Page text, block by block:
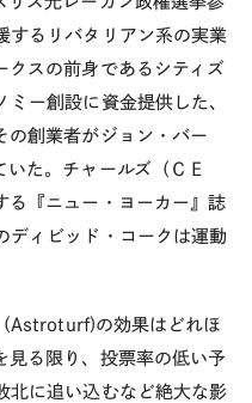
するリバタリアン系の実業
クスの前身であるシティズ
ー創設に資金提供した、
の創業者がジョン・バー
た。チャールズ（ＣＥ
る『ニュー・ヨーカー』誌
ディビッド・コークは運動
Astroturf)の効果はどれほ
見る限り、投票率の低い予
北に追い込むなど絶大な影